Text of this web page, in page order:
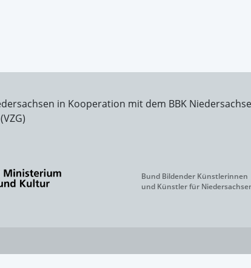
in Kooperation mit dem BBK
Bund Bildender Künstlerinnen
und Künstler für